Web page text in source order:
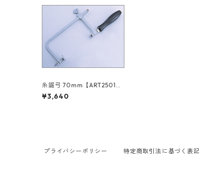
糸鋸弓 70mm【ART2501
0】
¥3,640
プライバシーポリシー 特定商取引法に基づく表記